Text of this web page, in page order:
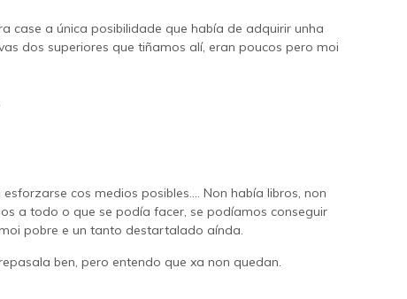
case a única posibilidade que había de adquirir unha
dos superiores que tiñamos alí, eran poucos pero moi
cos medios posibles…. Non había libros, non
a todo o que se podía facer, se podíamos conseguir
pobre e un tanto destartalado aínda.
ben, pero entendo que xa non quedan.